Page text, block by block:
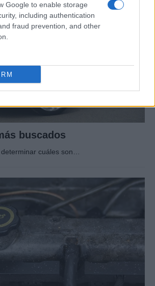
Google to enable storage
including authentication
fraud prevention, and other
buscados
cuáles son…